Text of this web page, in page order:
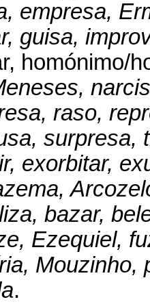
empresa,
guisa,
homónimo/
raso,
surpresa,
exorbitar,
bazar,
Ezequiel,
Mouzinho,
.